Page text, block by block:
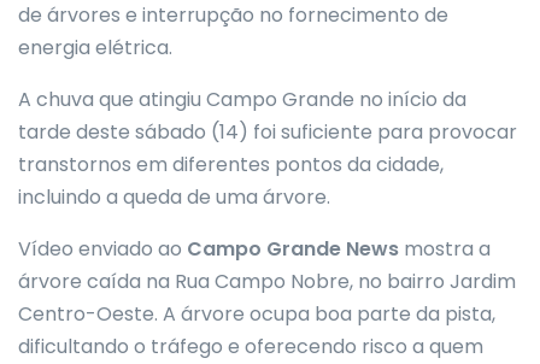
de árvores e interrupção no fornecimento de
energia elétrica.
A chuva que atingiu Campo Grande no início da
tarde deste sábado (14) foi suficiente para provocar
transtornos em diferentes pontos da cidade,
incluindo a queda de uma árvore.
Vídeo enviado ao Campo Grande News mostra a
árvore caída na Rua Campo Nobre, no bairro Jardim
Centro-Oeste. A árvore ocupa boa parte da pista,
dificultando o tráfego e oferecendo risco a quem